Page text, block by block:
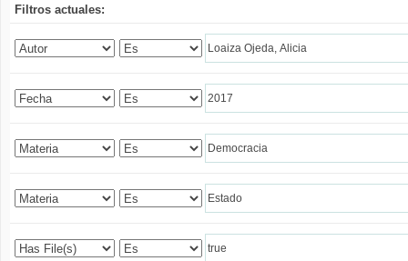
Filtros actuales: